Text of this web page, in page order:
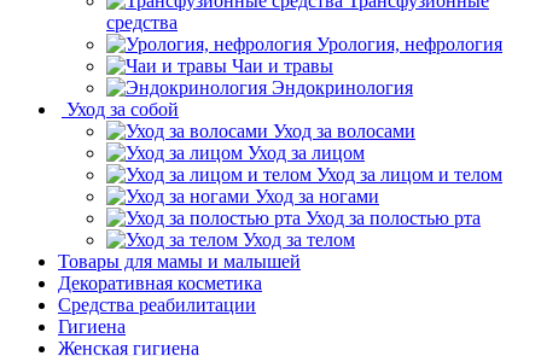
средства
Урология, нефрология
Чаи и травы
Эндокринология
Уход за собой
Уход за волосами
Уход за лицом
Уход за лицом и телом
Уход за ногами
Уход за полостью рта
Уход за телом
Товары для мамы и малышей
Декоративная косметика
Средства реабилитации
Гигиена
Женская гигиена